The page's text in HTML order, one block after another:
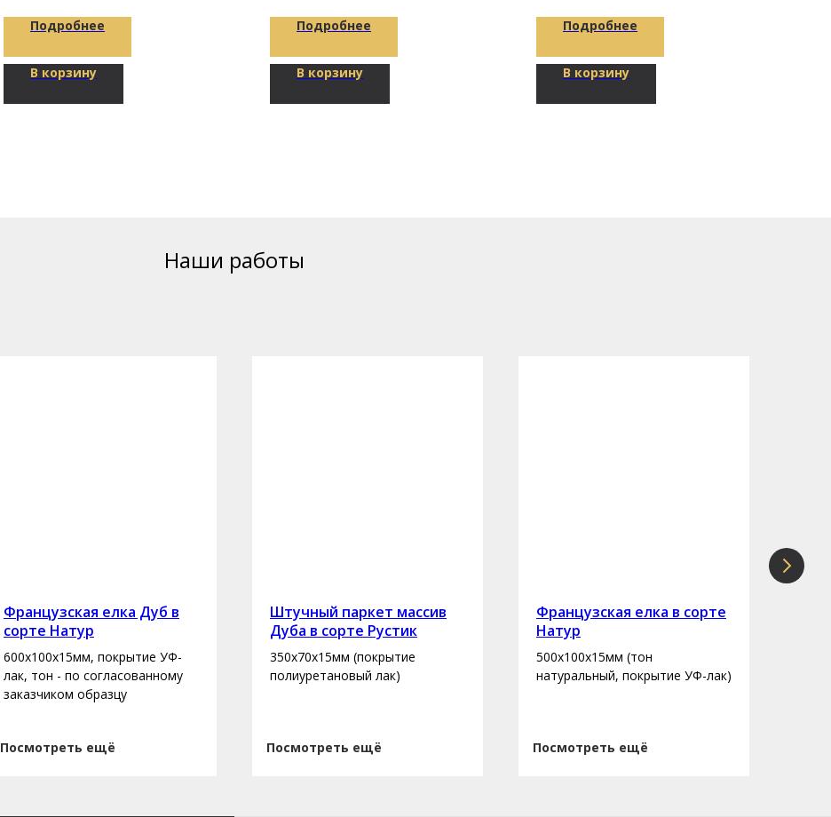
Подробнее
В корзину
Подробнее
В корзину
Подробнее
В корзину
Наши работы
Французская елка Дуб в
сорте Натур
600х100х15мм, покрытие УФ-
лак, тон - по согласованному
заказчиком образцу
Посмотреть ещё
Штучный паркет массив
Дуба в сорте Рустик
350х70х15мм (покрытие
полиуретановый лак)
Посмотреть ещё
Французская елка в сорте
Натур
500х100х15мм (тон
натуральный, покрытие УФ-лак)
Посмотреть ещё